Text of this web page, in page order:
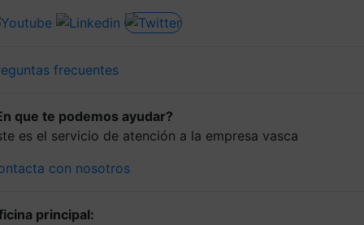
frecuentes
que te podemos ayudar?
es el servicio de atención a la empresa vasca
con nosotros
principal: